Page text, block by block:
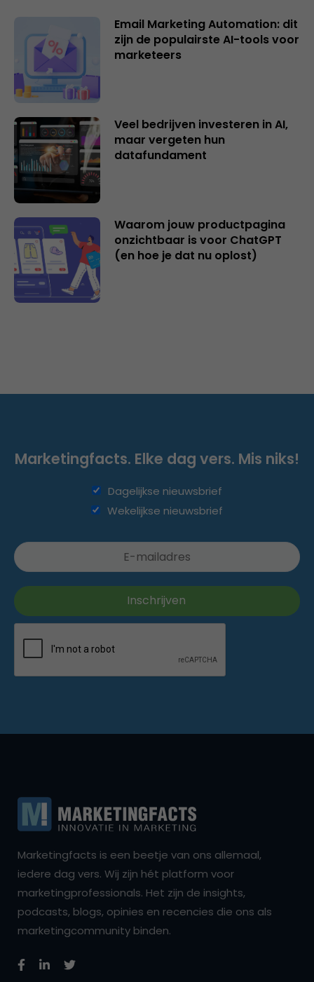
Email Marketing Automation: dit
zijn de populairste AI-tools voor
marketeers
Veel bedrijven investeren in AI,
maar vergeten hun
datafundament
Waarom jouw productpagina
onzichtbaar is voor ChatGPT
(en hoe je dat nu oplost)
Marketingfacts. Elke dag vers. Mis niks!
Dagelijkse nieuwsbrief
Wekelijkse nieuwsbrief
Marketingfacts is een beetje van ons allemaal,
iedere dag vers. Wij zijn hét platform voor
marketingprofessionals. Het zijn de insights,
podcasts, blogs, opinies en recencies die ons als
marketingcommunity binden.